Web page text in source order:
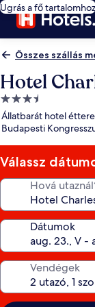
Ugrás a fő tartalomhoz
Összes szállás
Hotel
3.5
csillagos
szálláshely
Állatbarát hotel
Budapesti
Válassz
Hová
Dátumok
Vendégek